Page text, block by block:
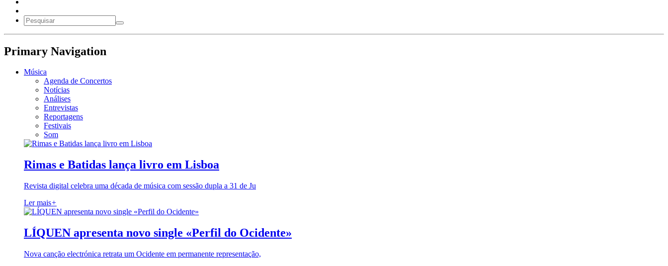
Primary Navigation
Música
Agenda de Concertos
Notícias
Análises
Entrevistas
Reportagens
Festivais
Som
Rimas e Batidas lança livro em Lisboa
Revista digital celebra uma década de música com sessão dupla a 31 de Ju
Ler mais+
LÍQUEN apresenta novo single «Perfil do Ocidente»
Nova canção electrónica retrata um Ocidente em permanente representação,